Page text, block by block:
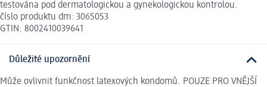
testována pod dermatologickou a gynekologickou kontrolou.
číslo produktu dm: 3065053
GTIN: 8002410039641
Důležité upozornění
Může ovlivnit funkčnost latexových kondomů. POUZE PRO VNĚJŠÍ